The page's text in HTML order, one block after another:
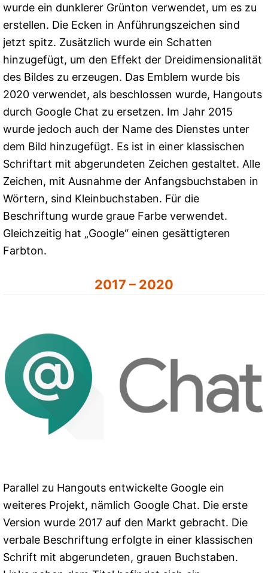
wurde ein dunklerer Grünton verwendet, um es zu
erstellen. Die Ecken in Anführungszeichen sind
jetzt spitz. Zusätzlich wurde ein Schatten
hinzugefügt, um den Effekt der Dreidimensionalität
des Bildes zu erzeugen. Das Emblem wurde bis
2020 verwendet, als beschlossen wurde, Hangouts
durch Google Chat zu ersetzen. Im Jahr 2015
wurde jedoch auch der Name des Dienstes unter
dem Bild hinzugefügt. Es ist in einer klassischen
Schriftart mit abgerundeten Zeichen gestaltet. Alle
Zeichen, mit Ausnahme der Anfangsbuchstaben in
Wörtern, sind Kleinbuchstaben. Für die
Beschriftung wurde graue Farbe verwendet.
Gleichzeitig hat „Google“ einen gesättigteren
Farbton.
2017 – 2020
Parallel zu Hangouts entwickelte Google ein
weiteres Projekt, nämlich Google Chat. Die erste
Version wurde 2017 auf den Markt gebracht. Die
verbale Beschriftung erfolgte in einer klassischen
Schrift mit abgerundeten, grauen Buchstaben.